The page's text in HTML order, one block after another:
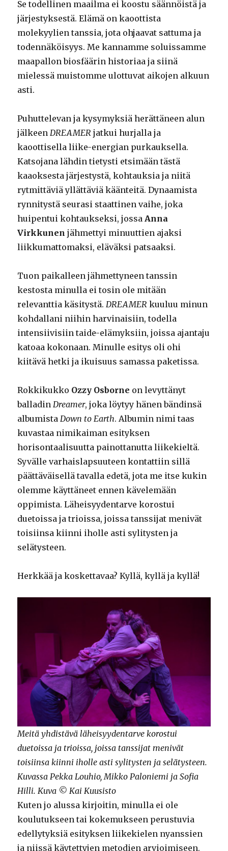
Se todellinen maailma ei koostu säännöistä ja
järjestyksestä. Elämä on kaoottista
molekyylien tanssia, jota ohjaavat sattuma ja
todennäköisyys. Me kannamme soluissamme
maapallon biosfäärin historiaa ja siinä
mielessä muistomme ulottuvat aikojen alkuun
asti.
Puhuttelevan ja kysymyksiä herättäneen alun
jälkeen DREAMER jatkui hurjalla ja
kaoottisella liike-energian purkauksella.
Katsojana lähdin tietysti etsimään tästä
kaaoksesta järjestystä, kohtauksia ja niitä
rytmittäviä yllättäviä käänteitä. Dynaamista
rynnitystä seurasi staattinen vaihe, joka
huipentui kohtaukseksi, jossa Anna
Virkkunen jähmettyi minuuttien ajaksi
liikkumattomaksi, eläväksi patsaaksi.
Tuon paikalleen jähmettyneen tanssin
kestosta minulla ei tosin ole mitään
relevanttia käsitystä. DREAMERkuuluu minun
kohdallani niihin harvinaisiin, todella
intensiivisiin taide-elämyksiin, joissa ajantaju
katoaa kokonaan. Minulle esitys oli ohi
kiitävä hetki ja ikuisuus samassa paketissa.
Rokkikukko Ozzy Osborne on levyttänyt
balladin Dreamer, joka löytyy hänen bändinsä
albumista Down to Earth. Albumin nimi taas
kuvastaa nimikaiman esityksen
horisontaalisuutta painottanutta liikekieltä.
Syvälle varhaislapsuuteen kontattiin sillä
päättäväisellä tavalla edetä, jota me itse kukin
olemme käyttäneet ennen kävelemään
oppimista. Läheisyydentarve korostui
duetoissa ja trioissa, joissa tanssijat menivät
toisiinsa kiinni iholle asti sylitysten ja
selätysteen.
Herkkää ja koskettavaa? Kyllä, kyllä ja kyllä!
Meitä yhdistävä läheisyydentarve korostui
duetoissa ja trioissa, joissa tanssijat menivät
toisiinsa kiinni iholle asti sylitysten ja selätysteen.
Kuvassa Pekka Louhio, Mikko Paloniemi ja Sofia
Hilli. Kuva © Kai Kuusisto
Kuten jo alussa kirjoitin, minulla ei ole
koulutukseen tai kokemukseen perustuvia
edellytyksiä esityksen liikekielen nyanssien
ja niissä käytettyjen metodien arvioimiseen.